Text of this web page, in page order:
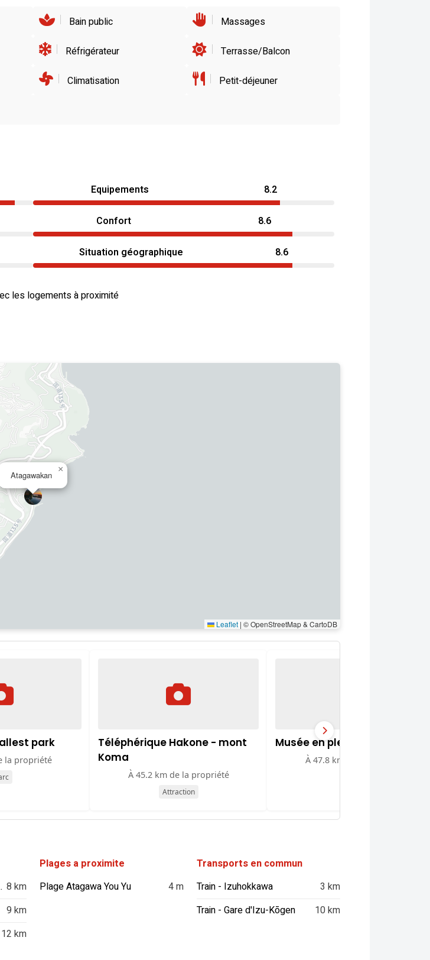
Bain public Massages
Réfrigérateur Terrasse/Balcon
Climatisation Petit-déjeuner
Equipements 8.2
Confort 8.6
Situation géographique 8.6
les logements à proximité
Atagawakan
×
Leaflet | © OpenStreetMap & CartoDB
park
la propriété
Téléphérique Hakone - mont
Koma
À 45.2 km de la propriété
Attraction
Musée en plein air d'Hakone
À 47.8 km de la propriété
8 km
9 km
12 km
Plages a proximite
Plage Atagawa You Yu
4 m
Transports en commun
Train - Izuhokkawa
3 km
Train - Gare d'Izu-Kōgen
10 km